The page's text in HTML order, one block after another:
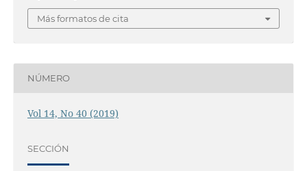
Más formatos de cita
NÚMERO
Vol 14, No 40 (2019)
SECCIÓN